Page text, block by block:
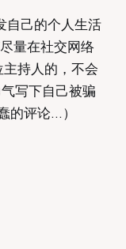
自己的个人生活
量在社交网络
持人的，不会
写下自己被骗
评论...）